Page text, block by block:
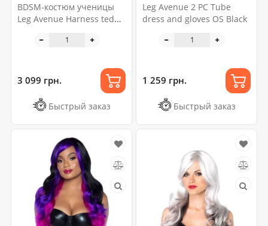
BDSM-костюм ученицы
Leg Avenue Harness teddy
мини-юбка, экокожа
3 099 грн.
Быстрый заказ
Leg Avenue 2 PC Tube
dress and gloves OS Black
1 259 грн.
Быстрый заказ